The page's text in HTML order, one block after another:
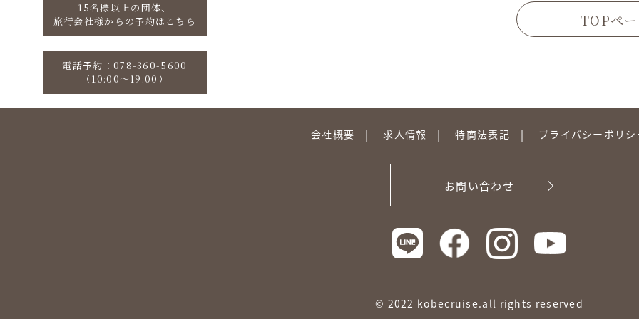
15名様以上の団体、
旅行会社様からの予約はこちら
電話予約：078-360-5600
（10:00〜19:00）
TOPペ
会社概要 求人情報 特商法表記 プライバシーポリシ
お問い合わせ
© 2022 kobecruise.all rights reserved